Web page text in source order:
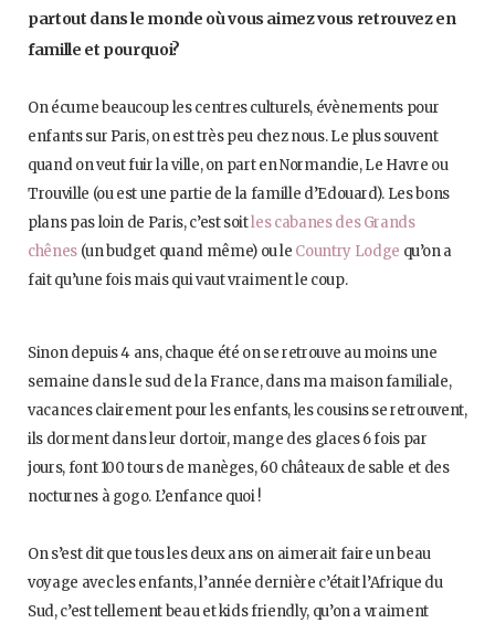
partout dans le monde où vous aimez vous retrouvez en
famille et pourquoi?
On écume beaucoup les centres culturels, évènements pour
enfants sur Paris, on est très peu chez nous. Le plus souvent
quand on veut fuir la ville, on part en Normandie, Le Havre ou
Trouville (ou est une partie de la famille d’Edouard). Les bons
plans pas loin de Paris, c’est soitles cabanes des Grands
chênes(un budget quand même) ou le Country Lodge qu’on a
fait qu’une fois mais qui vaut vraiment le coup.
Sinon depuis 4 ans, chaque été on se retrouve au moins une
semaine dans le sud de la France, dans ma maison familiale,
vacances clairement pour les enfants, les cousins se retrouvent,
ils dorment dans leur dortoir, mange des glaces 6 fois par
jours, font 100 tours de manèges, 60 châteaux de sable et des
nocturnes à gogo. L’enfance quoi !
On s’est dit que tous les deux ans on aimerait faire un beau
voyage avec les enfants, l’année dernière c’était l’Afrique du
Sud, c’est tellement beau et kids friendly, qu’on a vraiment